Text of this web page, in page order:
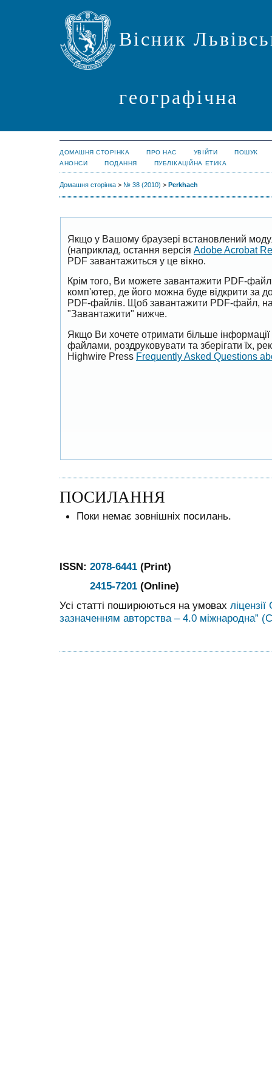
Вісник
географічна
ДОМАШНЯ СТОРІНКА ПРО НАС УВІЙТИ
ПОШУК
АНОНСИ
ПОДАННЯ ПУБЛІКАЦІЙНА ЕТИКА
Домашня сторінка > № 38 (2010) > Perkhach
Якщо у Вашому браузері встановлений
(наприклад, остання версія Adobe Acrobat
PDF завантажиться у це вікно.
Крім того, Ви можете завантажити PDF-
комп'ютер, де його можна буде відкрити за
PDF-файлів. Щоб завантажити PDF-файл,
"Завантажити" нижче.
Якщо Ви хочете отримати більше
файлами, роздруковувати та зберігати їх,
Highwire Press Frequently Asked Questions
ПОСИЛАННЯ
Поки немає зовнішніх посилань.
ISSN: 2078-6441 (Print)
2415-7201 (Online)
Усі статті поширюються на умовах
зазначенням авторства – 4.0 міжнародна”